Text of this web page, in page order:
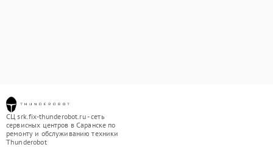
СЦ srk.fix-thunderobot.ru - сеть
сервисных центров в Саранске по
ремонту и обслуживанию техники
Thunderobot